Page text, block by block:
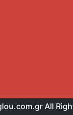
All